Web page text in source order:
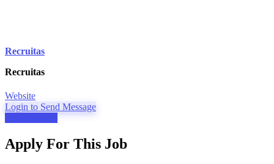
Recruitas
Recruitas
Website
Login to Send Message
Apply For This Job